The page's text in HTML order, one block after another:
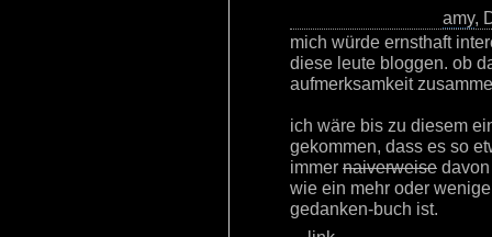
amy,
mich würde ernsthaft
diese leute bloggen. ob
aufmerksamkeit
ich wäre bis zu diesem
gekommen, dass es so
immer naiverweise
wie ein mehr oder
gedanken-buch ist.